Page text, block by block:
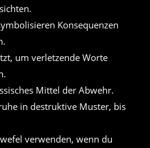
Konsequenzen
um verletzende Worte
Mittel der Abwehr.
in destruktive Muster, bis
verwenden, wenn du